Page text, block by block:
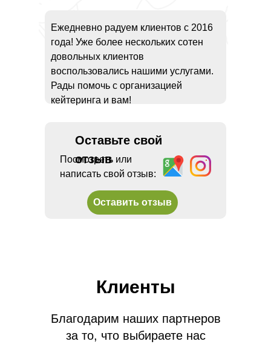
Ежедневно радуем клиентов с 2016
года! Уже более нескольких сотен
довольных клиентов
воспользовались нашими услугами.
Рады помочь с организацией
кейтеринга и вам!
Посмотреть или
написать свой отзыв:
Оставьте свой
отзыв
Оставить отзыв
Клиенты
Благодарим наших партнеров
за то, что выбираете нас